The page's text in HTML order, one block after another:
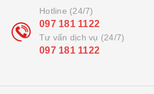
Hotline (24/7)
097 181 1122
Tư vấn dịch vụ (24/7)
097 181 1122